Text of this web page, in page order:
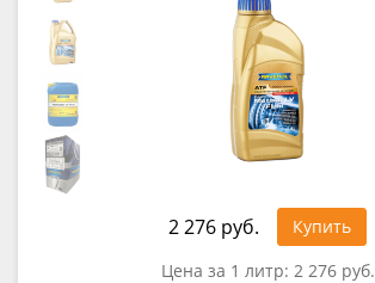
2 276 руб.
Купить
Цена за 1 литр: 2 276 руб.